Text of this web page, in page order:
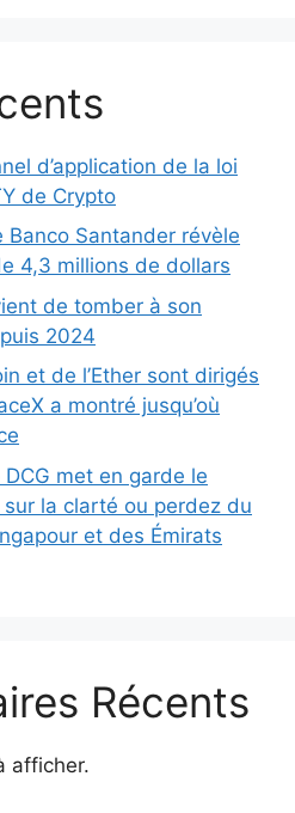
d’application de la loi
de Crypto
Banco Santander révèle
4,3 millions de dollars
de tomber à son
2024
et de l’Ether sont dirigés
a montré jusqu’où
met en garde le
la clarté ou perdez du
et des Émirats
Récents
afficher.